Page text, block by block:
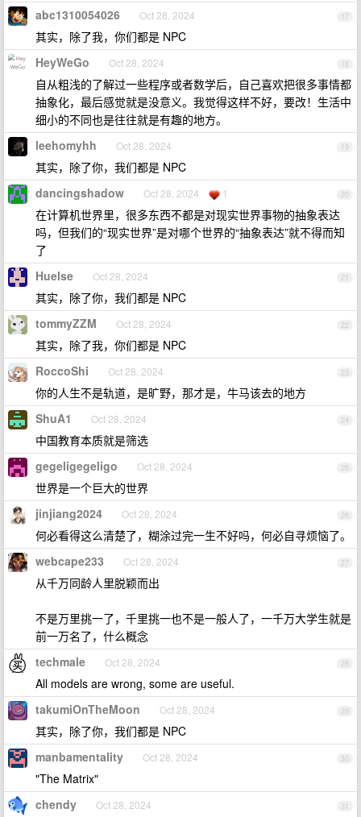
17
abc1310054026 Oct 28, 2024
其实，除了我，你们都是 NPC
18
HeyWeGo Oct 28, 2024
自从粗浅的了解过一些程序或者数学后，自己喜欢把很多事情都
抽象化，最后感觉就是没意义。我觉得这样不好，要改！生活中
细小的不同也是往往就是有趣的地方。
19
leehomyhh Oct 28, 2024
其实，除了你，我们都是 NPC
20
dancingshadow Oct 28, 2024 1
在计算机世界里，很多东西不都是对现实世界事物的抽象表达
吗，但我们的“现实世界”是对哪个世界的“抽象表达”就不得而知
了
21
Huelse Oct 28, 2024
其实，除了你，我们都是 NPC
22
tommyZZM Oct 28, 2024
其实，除了我，你们都是 NPC
23
RoccoShi Oct 28, 2024
你的人生不是轨道，是旷野，那才是，牛马该去的地方
24
ShuA1 Oct 28, 2024
中国教育本质就是筛选
25
gegeligegeligo Oct 28, 2024
世界是一个巨大的世界
26
jinjiang2024 Oct 28, 2024
何必看得这么清楚了，糊涂过完一生不好吗，何必自寻烦恼了。
27
webcape233 Oct 28, 2024
从千万同龄人里脱颖而出
不是万里挑一了，千里挑一也不是一般人了，一千万大学生就是
前一万名了，什么概念
28
techmale Oct 28, 2024
All models are wrong, some are useful.
29
takumiOnTheMoon Oct 28, 2024
其实，除了你，我们都是 NPC
30
manbamentality Oct 28, 2024
"The Matrix"
31
chendy Oct 28, 2024